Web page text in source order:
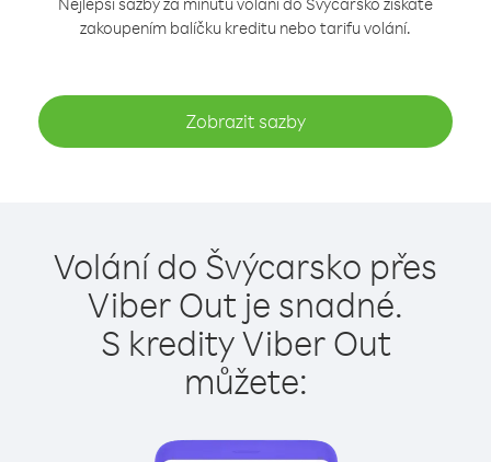
zakoupením balíčku kreditu nebo tarifu volání.
Zobrazit sazby
Volání do Švýcarsko přes
Viber Out je snadné.
S kredity Viber Out
můžete: